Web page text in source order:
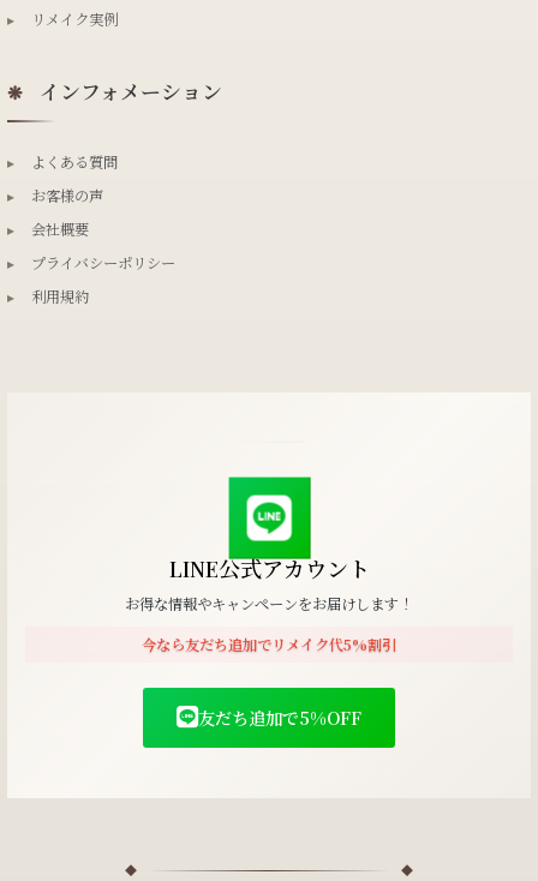
▸
リメイク実例
❋ インフォメーション
▸
よくある質問
▸
お客様の声
▸
会社概要
▸
プライバシーポリシー
▸
利用規約
LINE公式アカウント
お得な情報やキャンペーンをお届けします！
今なら友だち追加でリメイク代5%割引
友だち追加で5%OFF